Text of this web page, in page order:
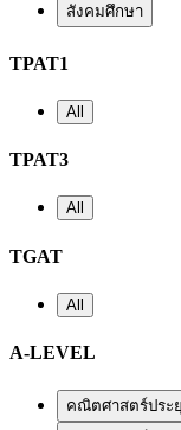
สังคมศึกษา
TPAT1
All
TPAT3
All
TGAT
All
A-LEVEL
คณิตศาสตร์ประ